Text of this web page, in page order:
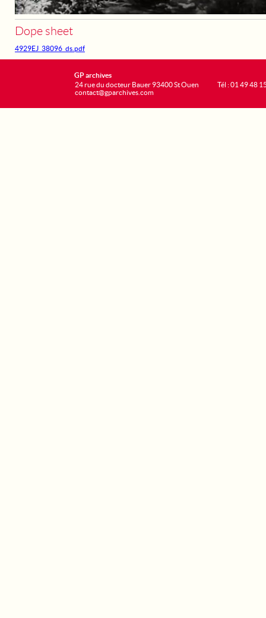
Dope sheet
4929EJ_38096_ds.pdf
GP archives
24 rue du docteur Bauer 93400 St Ouen
contact@gparchives.com
Tél : 01 49 48